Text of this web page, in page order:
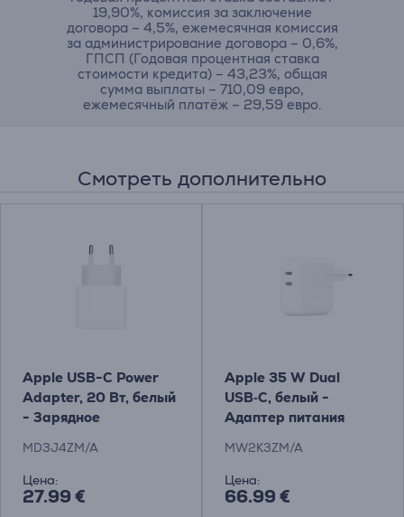
19,90%, комиссия за заключение
договора – 4,5%, ежемесячная комиссия
за администрирование договора – 0,6%,
ГПСП (Годовая процентная ставка
стоимости кредита) – 43,23%, общая
сумма выплаты – 710,09 евро,
ежемесячный платёж – 29,59 евро.
Смотреть дополнительно
Apple USB-C Power
Adapter, 20 Вт, белый
- Зарядное
MD3J4ZM/A
Цена:
27.99 €
Apple 35 W Dual
USB‑C, белый -
Адаптер питания
MW2K3ZM/A
Цена:
66.99 €